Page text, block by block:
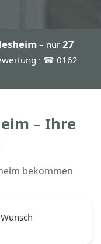
– nur 27
· ☎ 0162
– Ihre
bekommen